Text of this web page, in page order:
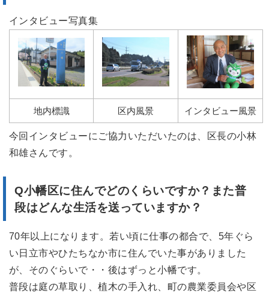
インタビュー写真集
地内標識 区内風景 インタビュー風景
今回インタビューにご協力いただいたのは、区長の小林
和雄さんです。
Q小幡区に住んでどのくらいですか？また普
段はどんな生活を送っていますか？
70年以上になります。若い頃に仕事の都合で、5年ぐら
い日立市やひたちなか市に住んでいた事がありました
が、そのぐらいで・・後はずっと小幡です。
普段は庭の草取り、植木の手入れ、町の農業委員会や区